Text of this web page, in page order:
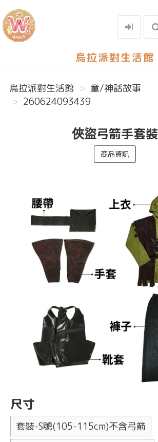
烏拉派對生活館
烏拉派對生活館
童/神話故事
260624093439
俠盜弓箭手套裝
商品資訊
尺寸
套裝-S號(105-115cm)不含弓箭